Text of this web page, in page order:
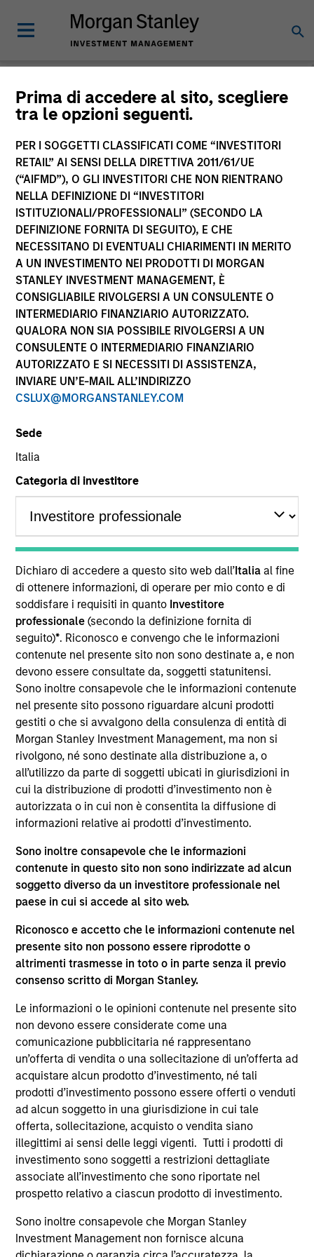
Prima di accedere al sito, scegliere
tra le opzioni seguenti.
PER I SOGGETTI CLASSIFICATI COME “INVESTITORI
RETAIL” AI SENSI DELLA DIRETTIVA 2011/61/UE
(“AIFMD”), O GLI INVESTITORI CHE NON RIENTRANO
NELLA DEFINIZIONE DI “INVESTITORI
ISTITUZIONALI/PROFESSIONALI” (SECONDO LA
DEFINIZIONE FORNITA DI SEGUITO), E CHE
NECESSITANO DI EVENTUALI CHIARIMENTI IN MERITO
A UN INVESTIMENTO NEI PRODOTTI DI MORGAN
STANLEY INVESTMENT MANAGEMENT, È
CONSIGLIABILE RIVOLGERSI A UN CONSULENTE O
INTERMEDIARIO FINANZIARIO AUTORIZZATO.
QUALORA NON SIA POSSIBILE RIVOLGERSI A UN
CONSULENTE O INTERMEDIARIO FINANZIARIO
AUTORIZZATO E SI NECESSITI DI ASSISTENZA,
INVIARE UN’E-MAIL ALL’INDIRIZZO
CSLUX@MORGANSTANLEY.COM
Sede
Italia
Categoria di investitore
Dichiaro di accedere a questo sito web dall’Italia al fine
di ottenere informazioni, di operare per mio conto e di
soddisfare i requisiti in quanto Investitore
professionale(secondo la definizione fornita di
seguito)*. Riconosco e convengo che le informazioni
contenute nel presente sito non sono destinate a, e non
devono essere consultate da, soggetti statunitensi.
Sono inoltre consapevole che le informazioni contenute
nel presente sito possono riguardare alcuni prodotti
gestiti o che si avvalgono della consulenza di entità di
Morgan Stanley Investment Management, ma non si
rivolgono, né sono destinate alla distribuzione a, o
all’utilizzo da parte di soggetti ubicati in giurisdizioni in
cui la distribuzione di prodotti d’investimento non è
autorizzata o in cui non è consentita la diffusione di
informazioni relative ai prodotti d’investimento.
Sono inoltre consapevole che le informazioni
contenute in questo sito non sono indirizzate ad alcun
soggetto diverso da un investitore professionale nel
paese in cui si accede al sito web.
Riconosco e accetto che le informazioni contenute nel
presente sito non possono essere riprodotte o
altrimenti trasmesse in toto o in parte senza il previo
consenso scritto di Morgan Stanley.
Le informazioni o le opinioni contenute nel presente sito
non devono essere considerate come una
comunicazione pubblicitaria né rappresentano
un’offerta di vendita o una sollecitazione di un’offerta ad
acquistare alcun prodotto d’investimento, né tali
prodotti d’investimento possono essere offerti o venduti
ad alcun soggetto in una giurisdizione in cui tale
offerta, sollecitazione, acquisto o vendita siano
illegittimi ai sensi delle leggi vigenti. Tutti i prodotti di
investimento sono soggetti a restrizioni dettagliate
associate all’investimento che sono riportate nel
prospetto relativo a ciascun prodotto di investimento.
Sono inoltre consapevole che Morgan Stanley
Investment Management non fornisce alcuna
Morgan Stanley
Investment Funds
La presente comunicazione ha carattere promozionale.
La performance passata non è un indicatore affidabile dei
risultati futuri. I rendimenti possono aumentare o diminuire
per effetto delle oscillazioni valutarie. Tutti i dati di
performance sono calcolati in base al valore del
patrimonio netto (NAV), al netto delle spese, e non
comprendono le commissioni e gli oneri relativi
all’emissione e al rimborso delle quote. Tutti i dati relativi
alle performance e agli indici sono tratti da Morgan
Stanley Investment Management.
Rendimenti nell’anno solare.
*Devise de référence du fonds
Comparti di Morgan Stanley Investment Funds, una
società di investimento a capitale variabile di diritto
lussemburghese. (la “Società”) è registrata nel
Granducato di Lussemburgo come organismo
d’investimento collettivo ai sensi della Parte 1 della Legge
del 17 dicembre 2010 e successive modifiche. La Società è
un organismo d’investimento collettivo in valori mobiliari
(“OICVM”).
Prima dell’adesione ai comparti, le richieste di
partecipazione non devono essere presentate senza aver
consultato l’ultima versione del Prospetto Informativo, del
documento contenente informazioni chiave (“KID”) o del
documento contenente informazioni chiave per gli
investitori (“KIID”), della relazione annuale e della
relazione semestrale (“Documenti di offerta”) o altri
documenti disponibili sul sito
https://www.morganstanley.com/im/msinvf/index.html
a titolo gratuito presso la Sede legale all’indirizzo
European Bank and Business Centre, 6B route de Trèves,
Le informazioni relative agli aspetti di sostenibilità del
Comparto e una sintesi dei diritti degli investitori sono
disponibili sul sito web sopra indicato.
visione del “Modulo completo di sottoscrizione” (Extended
Application Form), mentre la sezione “Informazioni
supplementari per Hong Kong” (“Additional Information for
Hong Kong Investors”) all’interno del Prospetto riguarda
specificamente gli investitori di Hong Kong. Copie gratuite
documento contenente informazioni chiave per gli
investitori (KID o KIID), dello statuto e delle relazioni
annuali e semestrali e ulteriori informazioni possono
essere ottenute dal rappresentante in Svizzera. Il
rappresentante in Svizzera è Carnegie Fund Services S.A.,
11, rue du Général-Dufour, 1204 Ginevra. L’agente pagatore
in Svizzera è Banque Cantonale de Genève, 17, quai de l’Ile,
1204 Ginevra.
Se la società di gestione del Comparto in questione decide
di cessare l’accordo di commercializzazione del Comparto
in un Paese del SEE in cui esso è registrato per la vendita,
lo farà nel rispetto delle norme OICVM.
Per i termini e le definizioni riguardanti il comparto si
Tutti i dati di performance sono calcolati in base al valore
del patrimonio netto (NAV), al netto delle spese, e non